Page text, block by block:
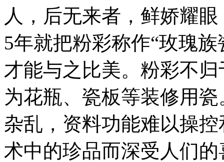
人，后无来者，鲜娇耀
5年就把粉彩称作“玫瑰
才能与之比美。粉彩不
为花瓶、瓷板等装修用
杂乱，资料功能难以操
术中的珍品而深受人们